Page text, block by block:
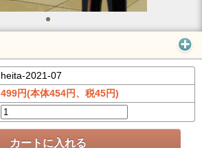
heita-2021-07
499円(本体454円、税45円)